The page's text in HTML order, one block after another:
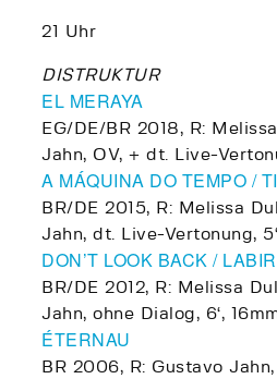
21 Uhr
DISTRUKTUR
EL MERAYA
EG/DE/BR 2018, R:
Jahn, OV, + dt. Live-
A MÁQUINA DO TEMPO /
BR/DE 2015, R: Melissa
Jahn, dt. Live-Vertonung,
DON’T LOOK BACK /
BR/DE 2012, R: Melissa
Jahn, ohne Dialog, 6‘,
ÉTERNAU
BR 2006, R: Gustavo Jahn,